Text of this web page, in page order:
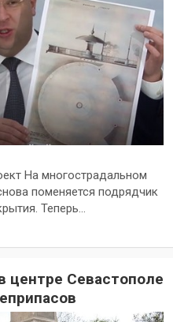
На многострадальном
поменяется подрядчик
Теперь…
центре Севастополе